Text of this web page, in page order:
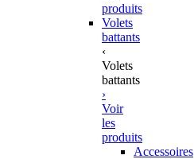
produits
Volets
battants
‹
Volets
battants
›
Voir
les
produits
Accessoires